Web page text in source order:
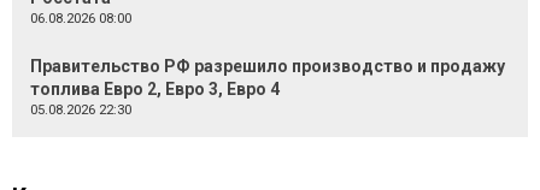
06.08.2026 08:00
Правительство РФ разрешило производство и продажу
топлива Евро 2, Евро 3, Евро 4
05.08.2026 22:30